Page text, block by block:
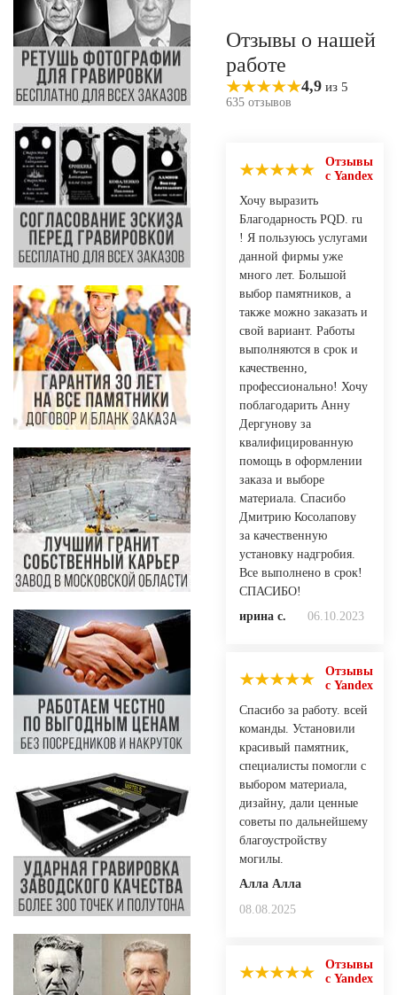
Отзывы о нашей
работе
4,9 из 5
635 отзывов
Отзывы
с Yandex
Хочу выразить
Благодарность PQD. ru
! Я пользуюсь услугами
данной фирмы уже
много лет. Большой
выбор памятников, а
также можно заказать и
свой вариант. Работы
выполняются в срок и
качественно,
профессионально! Хочу
поблагодарить Анну
Дергунову за
квалифицированную
помощь в оформлении
заказа и выборе
материала. Спасибо
Дмитрию Косолапову
за качественную
установку надгробия.
Все выполнено в срок!
СПАСИБО!
ирина с.
06.10.2023
Отзывы
с Yandex
Спасибо за работу. всей
команды. Установили
красивый памятник,
специалисты помогли с
выбором материала,
дизайну, дали ценные
советы по дальнейшему
благоустройству
могилы.
Алла Алла
08.08.2025
Отзывы
с Yandex